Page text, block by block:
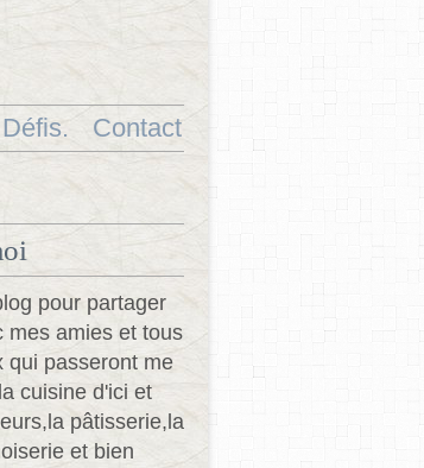
Contact
pour partager
mes amies et tous
qui passeront me
cuisine d'ici et
pâtisserie,la
et bien